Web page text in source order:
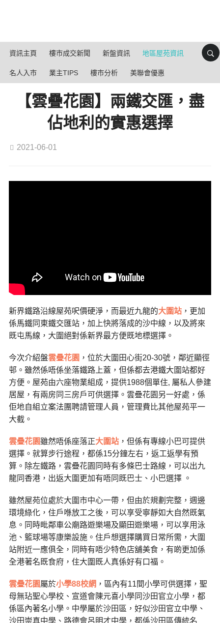
資訊主頁 樓市成交新聞 新盤資訊 地區屋苑資訊
名人入市 業主TIPS 樓市分析 美聯會優惠
【雲疊花園】兩鐵交匯，盡
佔地利的實惠選擇
2021-06-01
新界鐵路沿線屋苑呎價硬淨，而最近九龍的大圍站，更加
係馬鐵同東鐵交匯站，加上快將落成的沙中線，以及將來
既屯馬線，大圍絕對係新界最方便既地標選擇。
今次介紹盤雲疊花園 ，位於大圍田心街20-30號，鄰近顯徑
邨。雖然係唔係坐落鐵路上蓋，但係都去港鐵大圍站都好
方便。屋苑由六座物業組成，提供1988個單住, 屬私人參建
居屋，有兩房同三房戶可供選擇。雲疊花園另一好處，係
佢地自組立案法團聘請管理人員，管理費比其他屋苑平一
大截。
雲疊花園雖然唔係座落正大圍站，但係有專線小巴可提供
選擇。就算步行途程，都係15分鐘左右，返工返學有預
算。除左鐵路，雲疊花園同時有多條巴士路線，可以出九
龍同香港，出返大圍更加有唔同既巴士、小巴選擇 。
雖然屋苑位處於大圍市中心一帶，但由於規劃完整，週邊
環境綠化，住戶喺放工之後，可以享受寧靜如大自然既氣
息。同時毗鄰車公廟路遊樂場及顯田遊樂場，可以享用泳
池、籃球場等康樂設施。住戶想選擇購買日常所需，大圍
站附近一應俱全，同時有唔少特色店舖美食，有啲更加係
全港著名既食府，住大圍既人真係好有口福。
雲疊花園屬於小學88校網 ，區內有11間小學可供選擇，聖
母無玷聖心學校、宣道會陳元喜小學同沙田官立小學，都
係區內著名小學。中學屬於沙田區，好似沙田官立中學、
沙田崇真中學、路德會呂明才中學，都係沙田區傳統名